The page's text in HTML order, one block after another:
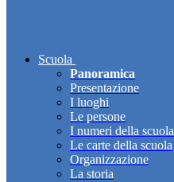
Scuola
Panoramica
Presentazione
I luoghi
Le persone
I numeri della scuola
Le carte della scuola
Organizzazione
La storia